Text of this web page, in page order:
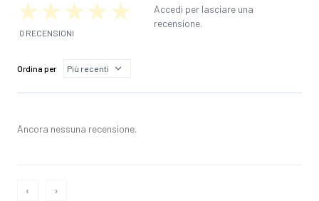
0 RECENSIONI
Accedi per lasciare una
recensione.
Ordina per
Ancora nessuna recensione.
‹ ›